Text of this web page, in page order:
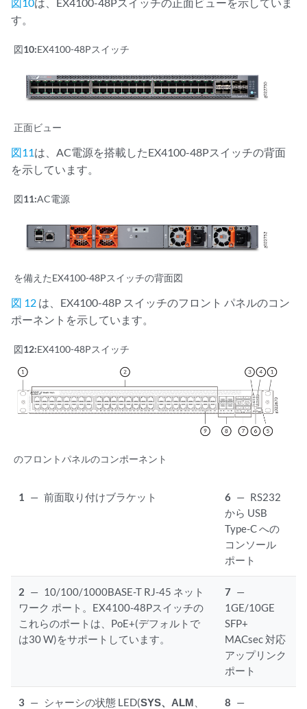
す。
図10:EX4100-48Pスイッチ
正面ビュー
図11は、AC電源を搭載したEX4100-48Pスイッチの背面
を示しています。
図11:AC電源
を備えたEX4100-48Pスイッチの背面図
図 12 は、EX4100-48P スイッチのフロント パネルのコン
ポーネントを示しています。
図12:EX4100-48Pスイッチ
のフロントパネルのコンポーネント
1 — 前面取り付けブラケット 6 — RS232
から USB
Type-C への
コンソール
ポート
2 — 10/100/1000BASE-T RJ-45 ネット
ワーク ポート。EX4100-48Pスイッチの
これらのポートは、PoE+(デフォルトで
は30 W)をサポートしています。
7 —
1GE/10GE
SFP+
MACsec 対応
アップリンク
ポート
3 — シャーシの状態 LED(SYS、 ALM 8 —